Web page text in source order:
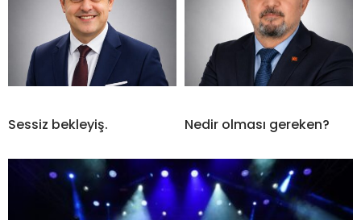
Sessiz bekleyiş. Nedir olması gereken?